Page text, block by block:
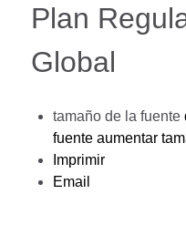
Plan
Global
tamaño de la fuente
fuente aumentar
Imprimir
Email